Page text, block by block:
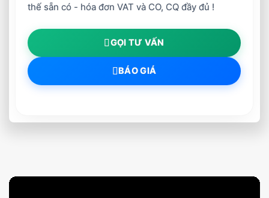
thế sẵn có - hóa đơn VAT và CO, CQ đầy đủ !
GỌI TƯ VẤN
BÁO GIÁ